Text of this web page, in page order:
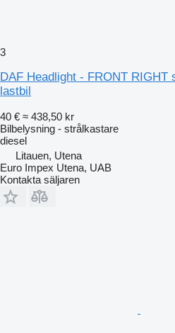
3
DAF Headlight - FRONT RIGHT
lastbil
40 € ≈ 438,50 kr
Bilbelysning - strålkastare
diesel
Litauen, Utena
Euro Impex Utena, UAB
Kontakta säljaren